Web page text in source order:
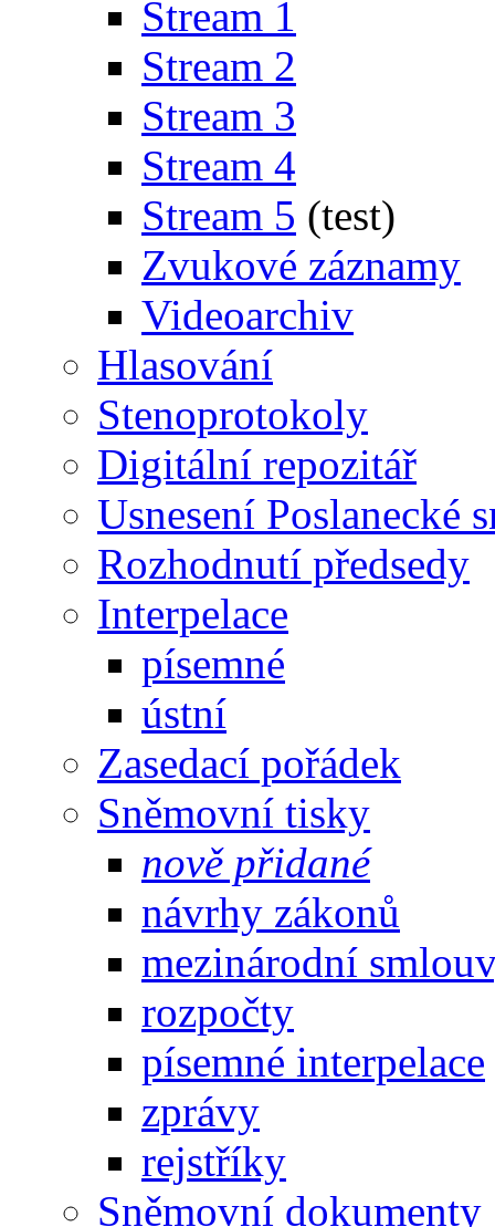
Stream 1
Stream 2
Stream 3
Stream 4
Stream 5 (test)
Zvukové záznamy
Videoarchiv
Hlasování
Stenoprotokoly
Digitální repozitář
Usnesení Poslanecké
Rozhodnutí předsedy
Interpelace
písemné
ústní
Zasedací pořádek
Sněmovní tisky
nově přidané
návrhy zákonů
mezinárodní
rozpočty
písemné interpelace
zprávy
rejstříky
Sněmovní dokumenty